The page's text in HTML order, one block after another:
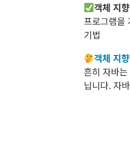
객체 지
프로그램을
기법
객체 지
흔히 자바
닙니다. 자